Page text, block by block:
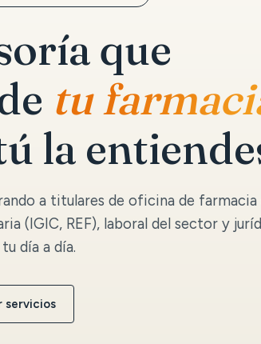
que
tu
la
a titulares de oficina de farmacia
(IGIC, REF), laboral del sector y
día a día.
servicios